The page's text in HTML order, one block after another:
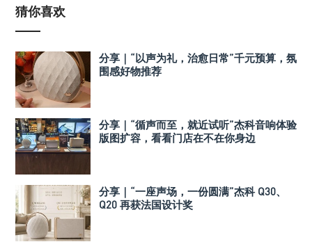
猜你喜欢
分享｜“以声为礼，治愈日常”千元预算，氛
围感好物推荐
分享｜“循声而至，就近试听”杰科音响体验
版图扩容，看看门店在不在你身边
分享｜“一座声场，一份圆满”杰科 Q30、
Q20 再获法国设计奖